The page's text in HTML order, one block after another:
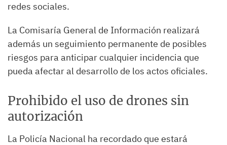
redes sociales.
La Comisaría General de Información realizará
además un seguimiento permanente de posibles
riesgos para anticipar cualquier incidencia que
pueda afectar al desarrollo de los actos oficiales.
Prohibido el uso de drones sin
autorización
La Policía Nacional ha recordado que estará